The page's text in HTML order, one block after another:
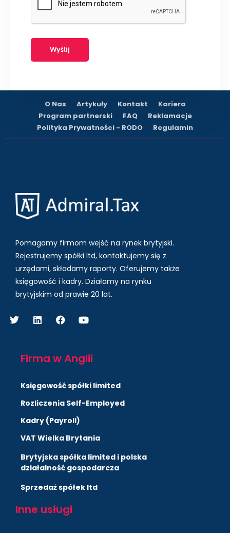
O Nas Artykuły Kontakt
Kariera
Program partnerski
FAQ
Reklamacje
Polityka Prywatności - RODO
Regulamin
Pomagamy firmom wejść na rynek brytyjski.
Rejestrujemy spółki ltd, kontaktujemy się z
urzędami, składamy raporty. Oferujemy także
księgowość i kadry. Działamy na rynku
brytyjskim od prawie 20 lat.
Firma w Anglii
Księgowość spółki limited
Rozliczenia Self-Employed
Kadry (Payroll)
VAT Wielka Brytania
Brytyjska spółka limited i polska
działalność gospodarcza
Sprzedaż spółek ltd
Inne usługi